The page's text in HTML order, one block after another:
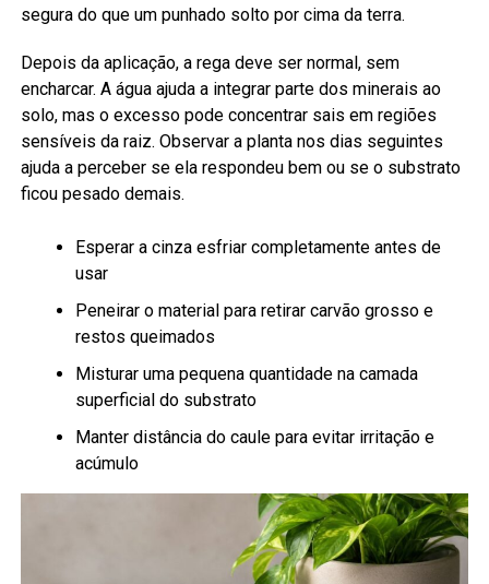
segura do que um punhado solto por cima da terra.
Depois da aplicação, a rega deve ser normal, sem
encharcar. A água ajuda a integrar parte dos minerais ao
solo, mas o excesso pode concentrar sais em regiões
sensíveis da raiz. Observar a planta nos dias seguintes
ajuda a perceber se ela respondeu bem ou se o substrato
ficou pesado demais.
Esperar a cinza esfriar completamente antes de
usar
Peneirar o material para retirar carvão grosso e
restos queimados
Misturar uma pequena quantidade na camada
superficial do substrato
Manter distância do caule para evitar irritação e
acúmulo